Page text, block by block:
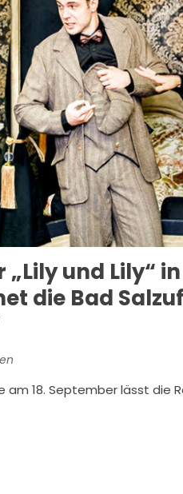
und Lily“
die Bad
18. September lässt die